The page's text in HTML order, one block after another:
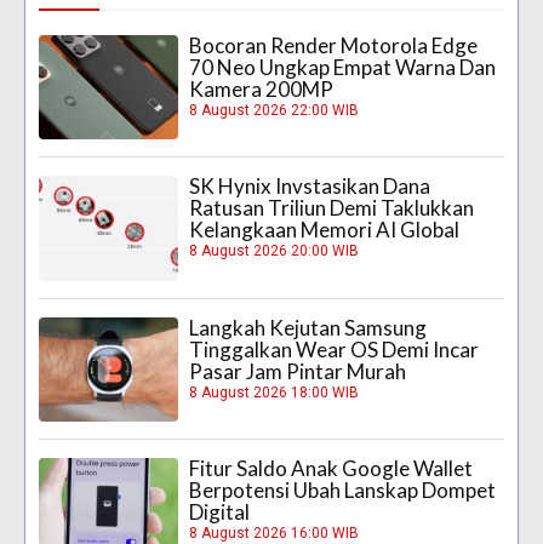
Bocoran Render Motorola Edge
70 Neo Ungkap Empat Warna Dan
Kamera 200MP
8 August 2026 22:00 WIB
SK Hynix Invstasikan Dana
Ratusan Triliun Demi Taklukkan
Kelangkaan Memori AI Global
8 August 2026 20:00 WIB
Langkah Kejutan Samsung
Tinggalkan Wear OS Demi Incar
Pasar Jam Pintar Murah
8 August 2026 18:00 WIB
Fitur Saldo Anak Google Wallet
Berpotensi Ubah Lanskap Dompet
Digital
8 August 2026 16:00 WIB